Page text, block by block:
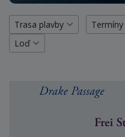
Trasa plavby
Loď